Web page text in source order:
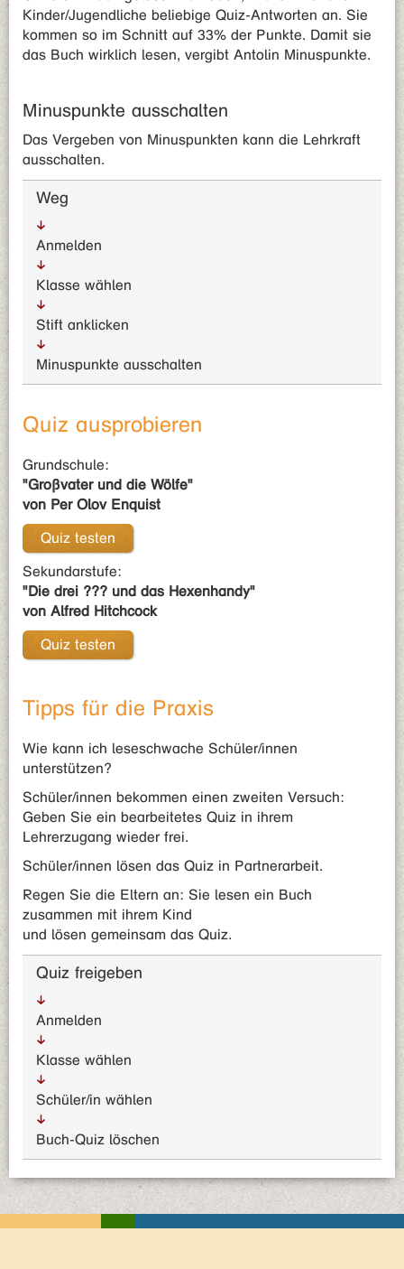
Kinder/Jugendliche beliebige Quiz-Antworten an. Sie
kommen so im Schnitt auf 33% der Punkte. Damit sie
das Buch wirklich lesen, vergibt Antolin Minuspunkte.
Minuspunkte ausschalten
Das Vergeben von Minuspunkten kann die Lehrkraft
ausschalten.
Weg
Anmelden
Klasse wählen
Stift anklicken
Minuspunkte ausschalten
Quiz ausprobieren
Grundschule:
"Großvater und die Wölfe"
von Per Olov Enquist
Quiz testen
Sekundarstufe:
"Die drei ??? und das Hexenhandy"
von Alfred Hitchcock
Quiz testen
Tipps für die Praxis
Wie kann ich leseschwache Schüler/innen
unterstützen?
Schüler/innen bekommen einen zweiten Versuch:
Geben Sie ein bearbeitetes Quiz in ihrem
Lehrerzugang wieder frei.
Schüler/innen lösen das Quiz in Partnerarbeit.
Regen Sie die Eltern an: Sie lesen ein Buch
zusammen mit ihrem Kind
und lösen gemeinsam das Quiz.
Quiz freigeben
Anmelden
Klasse wählen
Schüler/in wählen
Buch-Quiz löschen